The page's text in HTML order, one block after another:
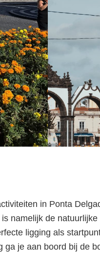
in Ponta
namelijk de
ligging als
ga je aan boord bij de